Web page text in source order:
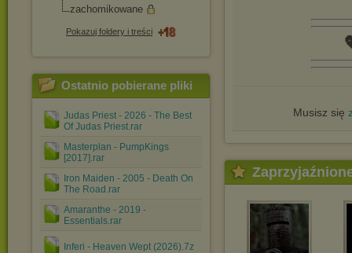
zachomikowane
Pokazuj foldery i treści
Ostatnio pobierane pliki
Judas Priest - 2026 - The Best
Of Judas Priest.rar
Masterplan - PumpKings
[2017].rar
Iron Maiden - 2005 - Death On
The Road.rar
Amaranthe - 2019 -
Essentials.rar
Inferi - Heaven Wept (2026).7z
Musisz się